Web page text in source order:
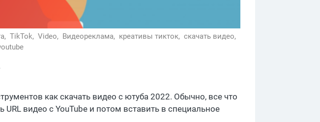
TikTok, Video, Видеореклама, креативы тикток, скачать видео,
как скачать видео с ютуба 2022. Обычно, все что
URL видео с YouTube и потом вставить в специальное